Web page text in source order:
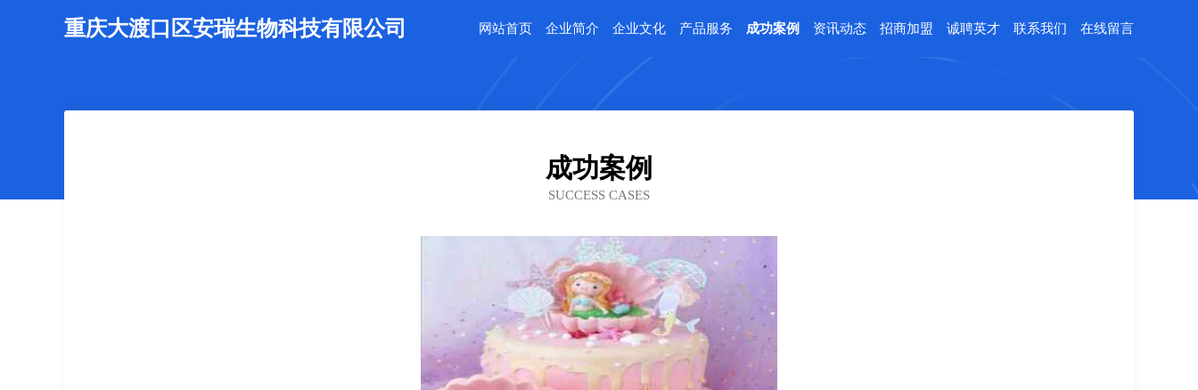
重庆大渡口区安瑞生物科技有限公司 网站首页 企业简介 企业文化 产品服务 成功案例 资讯动态 招商加盟 诚聘英才 联系我们 在线留言
成功案例
SUCCESS CASES